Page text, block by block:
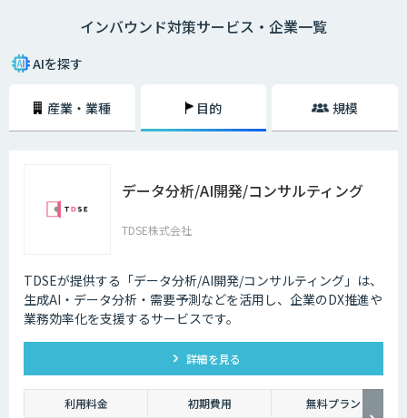
提供できるAIは、観光業界を支える味方となることでしょう。
インバウンド対策サービス・企業一覧
AIを探す
産業・業種 目的 規模
データ分析/AI開発/コンサルティング
TDSE株式会社
TDSEが提供する「データ分析/AI開発/コンサルティング」は、
生成AI・データ分析・需要予測などを活用し、企業のDX推進や
業務効率化を支援するサービスです。
詳細を見る
利用料金 初期費用
無料プラン